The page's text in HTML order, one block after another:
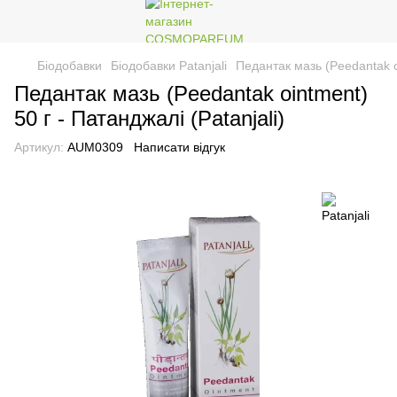
Біодобавки Біодобавки Patanjali Педантак мазь (Peedantak
Педантак мазь (Peedantak ointment)
50 г - Патанджалі (Patanjali)
Артикул: AUM0309 Написати відгук